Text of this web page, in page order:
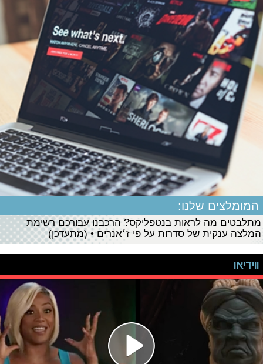
המומלצים שלנו:
מתלבטים מה לראות בנטפליקס? הרכבנו עבורכם רשימת
המלצה ענקית של סדרות על פי ז׳אנרים • (מתעדכן)
ווידיאו